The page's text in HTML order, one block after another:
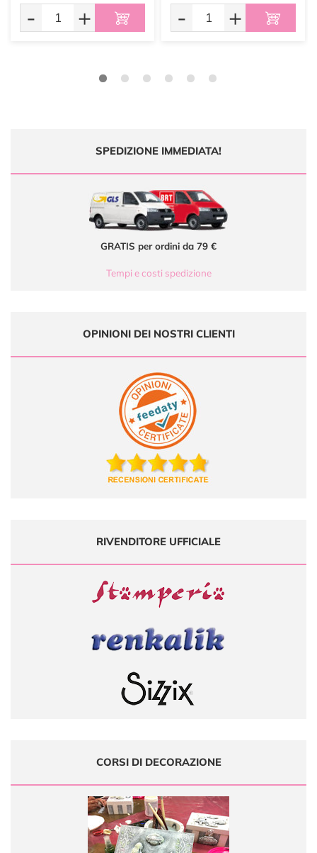
- + - +
SPEDIZIONE IMMEDIATA!
GRATIS per ordini da 79 €
Tempi e costi spedizione
OPINIONI DEI NOSTRI CLIENTI
RIVENDITORE UFFICIALE
CORSI DI DECORAZIONE